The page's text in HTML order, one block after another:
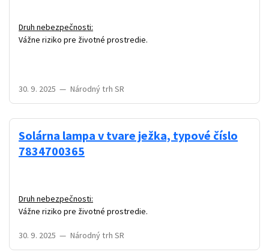
Druh nebezpečnosti:
Vážne riziko pre životné prostredie.
30. 9. 2025 — Národný trh SR
Solárna lampa v tvare ježka, typové číslo
7834700365
Druh nebezpečnosti:
Vážne riziko pre životné prostredie.
30. 9. 2025 — Národný trh SR